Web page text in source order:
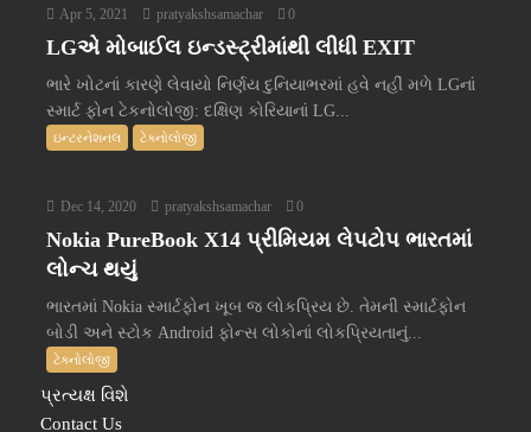
Apr 5, 2021 pratyakshsamachar 0
LGએ મોબાઈલ ઇન્ડસ્ટ્રીમાંથી લીધી EXIT
ભારે ખોટનાં કારણે લેવાયો નિર્ણય દુનિયાભરમાં હવે નહીં મળે LGનાં
સ્માર્ટ ફોન ટેકનોલોજી: દક્ષિણ કોરિયાનાં LG...
ઇન્ટરનેશનલ ટેક્નોલોજી
Dec 14, 2020 pratyakshsamachar 0
Nokia PureBook X14 પ્રીમિયમ લેપટોપ ભારતમાં
લોન્ચ થયું
ભારતમાં Nokia સ્માર્ટફોન ખૂબ જ લોકપ્રિય છે. તેમની સ્માર્ટફોન
બોડી અને સ્ટોક Android ફોન્સ લોકોનાં લોકપ્રિયતાનું...
ટેક્નોલોજી
પ્રત્યક્ષ વિશે
Contact Us